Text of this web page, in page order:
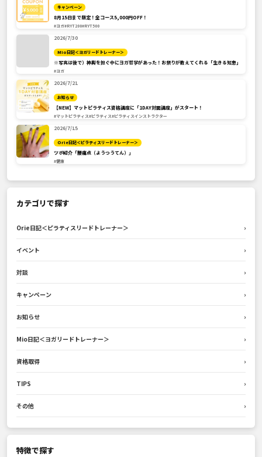
キャンペーン
8月15日まで限定！全コース5,000円OFF！
#ヨガ#RYT200#RYT500
2026/7/30
Mio日記＜ヨガリードトレーナー＞
※写真は後で）神輿を担ぐ中にヨガ哲学があった！お祭りが教えてくれる「生きる知恵」
#ヨガ
2026/7/21
お知らせ
【NEW】マットピラティス資格講座に「1DAY対面講座」がスタート！
#マットピラティス#ピラティス#ピラティスインストラクター
2026/7/15
Orie日記＜ピラティスリードトレーナー＞
ツボ紹介「腰痛点（ようつうてん）」
#健康
カテゴリで探す
Orie日記＜ピラティスリードトレーナー＞ ›
イベント ›
対談 ›
キャンペーン ›
お知らせ ›
Mio日記＜ヨガリードトレーナー＞ ›
資格取得 ›
TIPS ›
その他 ›
特徴で探す